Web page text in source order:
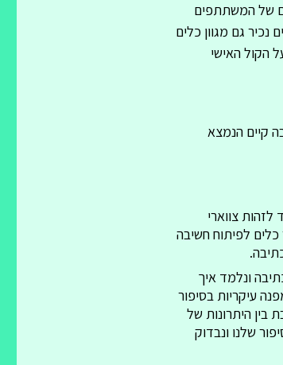
של המשתתפים
גם מגוון כלים
הקול האישי
קיים הנמצא
לזהות צווארי
כלים לפיתוח חשיבה
ונלמד איך
עיקריות בסיפור
בין היתרונות של
שלנו ונבדוק